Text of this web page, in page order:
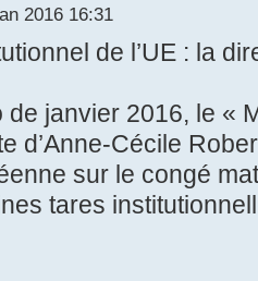
2016 16:31
de l’UE : la
de janvier 2016, le «
d’Anne-Cécile
sur le congé
tares